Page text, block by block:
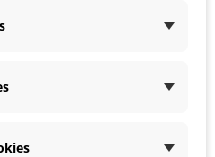
zimě nevyžadují žádnou